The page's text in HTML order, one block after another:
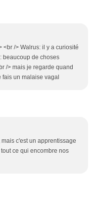
<br /> Walrus: il y a curiosité
beaucoup de choses
/> mais je regarde quand
fais un malaise vagal
mais c'est un apprentissage
ce qui encombre nos